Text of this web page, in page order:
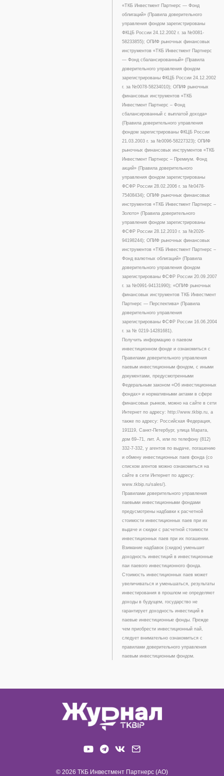
«ТКБ Инвестмент Партнерс — Фонд
облигаций» (Правила доверительного
управления фондом зарегистрированы
ФКЦБ России 24.12.2002 г. за №0081-
58233855); ОПИФ рыночных финансовых
инструментов «ТКБ Инвестмент Партнерс
— Фонд сбалансированный» (Правила
доверительного управления фондом
зарегистрированы ФКЦБ России 24.12.2002
г. за №0078-58234010); ОПИФ рыночных
финансовых инструментов «ТКБ
Инвестмент Партнерс – Фонд
сбалансированный с выплатой дохода»
(Правила доверительного управления
фондом зарегистрированы ФКЦБ России
21.03.2003 г. за №0096-58227323); ОПИФ
рыночных финансовых инструментов «ТКБ
Инвестмент Партнерс – Премиум. Фонд
акций» (Правила доверительного
управления фондом зарегистрированы
ФСФР России 28.02.2006 г. за №0478-
75408434); ОПИФ рыночных финансовых
инструментов «ТКБ Инвестмент Партнерс –
Золото» (Правила доверительного
управления фондом зарегистрированы
ФСФР России 28.12.2010 г. за №2026-
94198244); ОПИФ рыночных финансовых
инструментов «ТКБ Инвестмент Партнерс –
Фонд валютных облигаций» (Правила
доверительного управления фондом
зарегистрированы ФСФР России 20.09.2007
г. за №0991-94131990); «ОПИФ рыночных
финансовых инструментов ТКБ Инвестмент
Партнерс — Перспектива» (Правила
доверительного управления
зарегистрированы ФСФР России 16.06.2004
г. за № 0219-14281681).
Получить информацию о паевом
инвестиционном фонде и ознакомиться с
Правилами доверительного управления
паевым инвестиционным фондом, с иными
документами, предусмотренными
Федеральным законом «Об инвестиционных
фондах» и нормативными актами в сфере
финансовых рынков, можно на сайте в сети
Интернет по адресу: http://www.tkbip.ru, а
также по адресу: Российская Федерация,
191119, Санкт-Петербург, улица Марата,
дом 69–71, лит. А, или по телефону (812)
332-7-332, у агентов по выдаче, погашению
и обмену инвестиционных паев фонда (со
списком агентов можно ознакомиться на
сайте в сети Интернет по адресу:
www.tkbip.ru/sales/).
Правилами доверительного управления
паевыми инвестиционными фондами
предусмотрены надбавки к расчетной
стоимости инвестиционных паев при их
выдаче и скидки с расчетной стоимости
инвестиционных паев при их погашении.
Взимание надбавок (скидок) уменьшит
доходность инвестиций в инвестиционные
паи паевого инвестиционного фонда.
Стоимость инвестиционных паев может
увеличиваться и уменьшаться, результаты
инвестирования в прошлом не определяют
доходы в будущем, государство не
гарантирует доходность инвестиций в
паевые инвестиционные фонды. Прежде
чем приобрести инвестиционный пай,
следует внимательно ознакомиться с
правилами доверительного управления
паевым инвестиционным фондом.
© 2026 ТКБ Инвестмент Партнерс (АО)